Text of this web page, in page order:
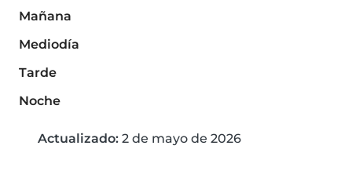
Mañana
Mediodía
Tarde
Noche
Actualizado: 2 de mayo de 2026